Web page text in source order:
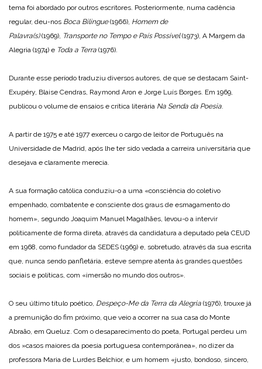
tema foi abordado por outros escritores. Posteriormente, numa cadência
regular, deu-nos Boca Bilingue(1966), Homem de
Palavra(s)(1969), Transporte no Tempo e País Possível(1973), A Margem da
Alegria (1974) e Toda a Terra (1976).
Durante esse período traduziu diversos autores, de que se destacam Saint-
Exupéry, Blaise Cendras, Raymond Aron e Jorge Luís Borges. Em 1969,
publicou o volume de ensaios e crítica literária Na Senda da Poesia.
A partir de 1975 e até 1977 exerceu o cargo de leitor de Português na
Universidade de Madrid, após lhe ter sido vedada a carreira universitária que
desejava e claramente merecia.
A sua formação católica conduziu-o a uma «consciência do coletivo
empenhado, combatente e consciente dos graus de esmagamento do
homem», segundo Joaquim Manuel Magalhães, levou-o a intervir
politicamente de forma direta, através da candidatura a deputado pela CEUD
em 1968, como fundador da SEDES (1969) e, sobretudo, através da sua escrita
que, nunca sendo panfletária, esteve sempre atenta às grandes questões
sociais e políticas, com «imersão no mundo dos outros».
O seu último título poético, Despeço-Me da Terra da Alegria (1976), trouxe já
a premunição do fim próximo, que veio a ocorrer na sua casa do Monte
Abraão, em Queluz. Com o desaparecimento do poeta, Portugal perdeu um
dos »casos maiores da poesia portuguesa contemporânea», no dizer da
professora Maria de Lurdes Belchior, e um homem «justo, bondoso, sincero,